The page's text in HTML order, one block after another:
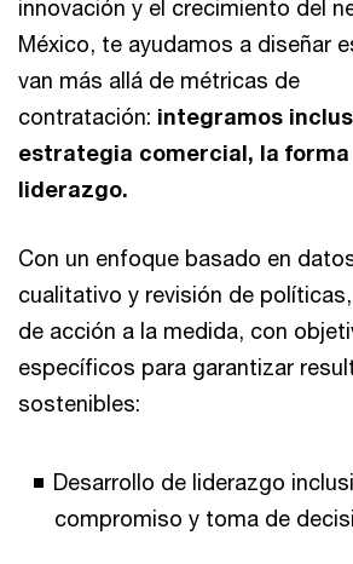
innovación y el crecimiento del
México, te ayudamos a diseñar
van más allá de métricas de
contratación: integramos
estrategia comercial, la
liderazgo.
Con un enfoque basado en
cualitativo y revisión de
de acción a la medida, con
específicos para garantizar
sostenibles:
Desarrollo de liderazgo
compromiso y toma de